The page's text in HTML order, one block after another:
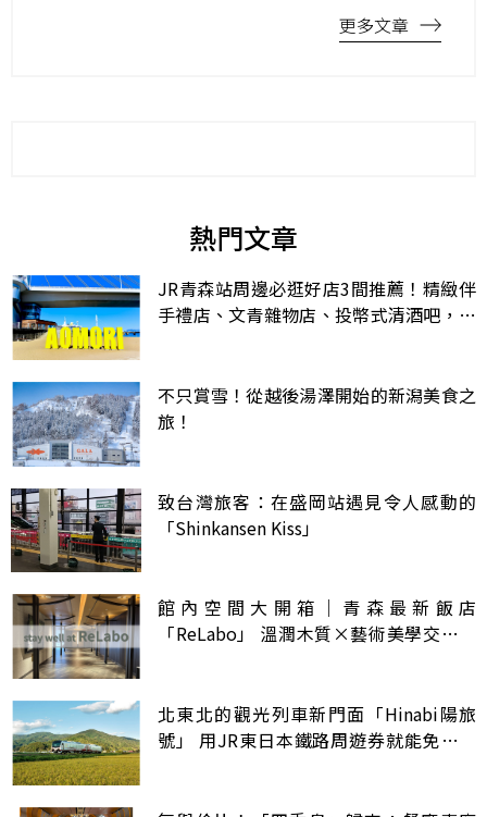
更多文章
熱門文章
JR青森站周邊必逛好店3間推薦！精緻伴
手禮店、文青雜物店、投幣式清酒吧，逛
不只賞雪！從越後湯澤開始的新潟美食之
旅！
致台灣旅客：在盛岡站遇見令人感動的
「Shinkansen Kiss」
館內空間大開箱｜青森最新飯店
「ReLabo」 溫潤木質×藝術美學交織的
北東北的觀光列車新門面「Hinabi陽旅
號」 用JR東日本鐵路周遊券就能免費搭